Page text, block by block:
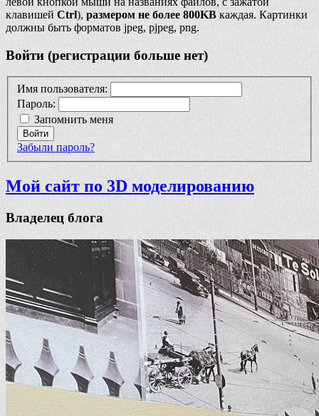
клавишей Ctrl), размером не более 800KB каждая. Картинки
должны быть форматов jpeg, pjpeg, png.
Войти (регистрации больше нет)
Имя пользователя:
Пароль:
Запомнить меня
Войти
Забыли пароль?
Мой сайт по 3D моделированию
Владелец блога